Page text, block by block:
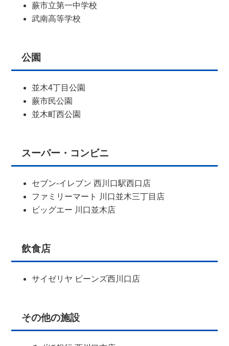
蕨市立第一中学校
武南高等学校
公園
並木4丁目公園
蕨市民公園
並木町西公園
スーパー・コンビニ
セブン-イレブン 西川口駅西口店
ファミリーマート 川口並木三丁目店
ビッグエー 川口並木店
飲食店
サイゼリヤ ビーンズ西川口店
その他の施設